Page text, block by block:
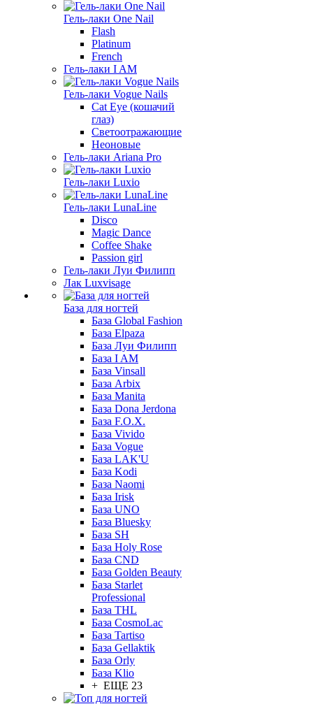
Гель-лаки One Nail
Flash
Platinum
French
Гель-лаки I AM
Гель-лаки Vogue Nails
Cat Eye (кошачий
глаз)
Светоотражающие
Неоновые
Гель-лаки Ariana Pro
Гель-лаки Luxio
Гель-лаки LunaLine
Disco
Magic Dance
Coffee Shake
Passion girl
Гель-лаки Луи Филипп
Лак Luxvisage
База для ногтей
База Global Fashion
База Elpaza
База Луи Филипп
База I AM
База Vinsall
База Arbix
База Manita
База Dona Jerdona
База F.O.X.
База Vivido
База Vogue
База LAK'U
База Kodi
База Naomi
База Irisk
База UNO
База Bluesky
База SH
База Holy Rose
База CND
База Golden Beauty
База Starlet
Professional
База THL
База CosmoLac
База Tartiso
База Gellaktik
База Orly
База Klio
+ ЕЩЕ 23